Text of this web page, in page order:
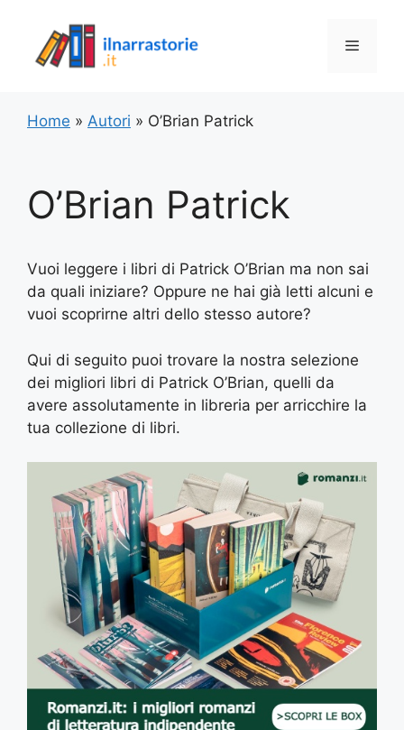
contenuto
Menu
Home » Autori » O’Brian Patrick
O’Brian Patrick
Vuoi leggere i libri di Patrick O’Brian ma non sai
da quali iniziare? Oppure ne hai già letti alcuni e
vuoi scoprirne altri dello stesso autore?
Qui di seguito puoi trovare la nostra selezione
dei migliori libri di Patrick O’Brian, quelli da
avere assolutamente in libreria per arricchire la
tua collezione di libri.